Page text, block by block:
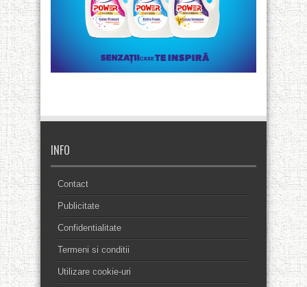
INFO
Contact
Publicitate
Confidentialitate
Termeni si conditii
Utilizare cookie-uri